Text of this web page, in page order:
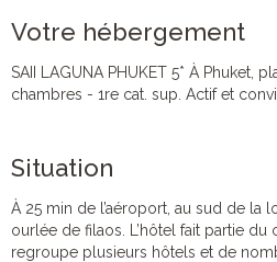
Votre hébergement
SAII LAGUNA PHUKET 5* À Phuket,
chambres - 1re cat. sup. Actif et
Situation
À 25 min de l’aéroport, au sud de la
ourlée de filaos. L’hôtel fait partie
regroupe plusieurs hôtels et de